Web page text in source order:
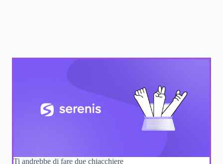
Ti andrebbe di fare due chiacchiere